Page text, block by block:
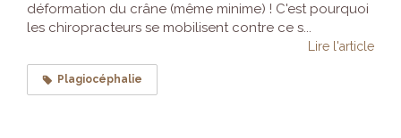
déformation du crâne (même minime) ! C'est pourquoi
les chiropracteurs se mobilisent contre ce s...
Lire l'article
Plagiocéphalie